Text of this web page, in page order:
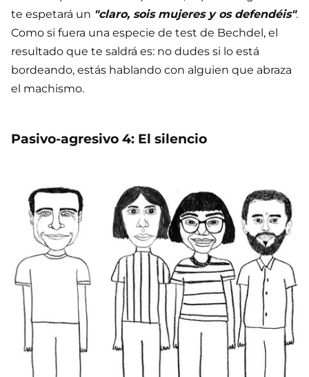
te espetará un "claro, sois mujeres y os defendéis".
Como si fuera una especie de test de Bechdel, el
resultado que te saldrá es: no dudes si lo está
bordeando, estás hablando con alguien que abraza
el machismo.
Pasivo-agresivo 4: El silencio